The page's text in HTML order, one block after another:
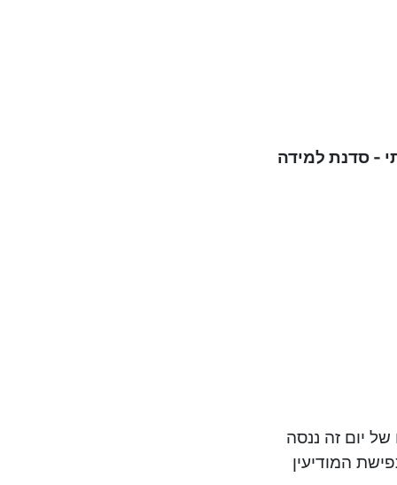
- סדנת למידה
יום זה ננסה
המודיעין